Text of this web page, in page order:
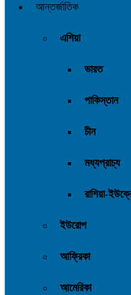
আন্তর্জাতিক
এশিয়া
ভারত
পাকিস্তান
চীন
মধ্যপ্রাচ্য
রাশিয়া-
ইউরোপ
আফ্রিকা
আমেরিকা